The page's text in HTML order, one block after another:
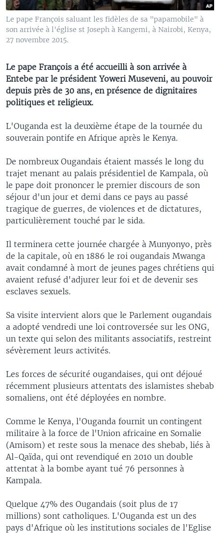
Le pape François saluant les fidèles de sa "papamobile" à
son arrivée à l'église st Joseph à Kangemi, à Nairobi, Kenya,
27 novembre 2015.
Le pape François a été accueilli à son arrivée à
Entebe par le président Yoweri Museveni, au pouvoir
depuis près de 30 ans, en présence de dignitaires
politiques et religieux.
L'Ouganda est la deuxième étape de la tournée du
souverain pontife en Afrique après le Kenya.
De nombreux Ougandais étaient massés le long du
trajet menant au palais présidentiel de Kampala, où
le pape doit prononcer le premier discours de son
séjour d'un jour et demi dans ce pays au passé
tragique de guerres, de violences et de dictatures,
particulièrement touché par le sida.
Il terminera cette journée chargée à Munyonyo, près
de la capitale, où en 1886 le roi ougandais Mwanga
avait condamné à mort de jeunes pages chrétiens qui
avaient refusé d'adjurer leur foi et de devenir ses
esclaves sexuels.
Sa visite intervient alors que le Parlement ougandais
a adopté vendredi une loi controversée sur les ONG,
un texte qui selon des militants associatifs, restreint
sévèrement leurs activités.
Les forces de sécurité ougandaises, qui ont déjoué
récemment plusieurs attentats des islamistes shebab
somaliens, ont été déployées en nombre.
Comme le Kenya, l'Ouganda fournit un contingent
militaire à la force de l'Union africaine en Somalie
(Amisom) et reste sous la menace des shebab, liés à
Al-Qaïda, qui ont revendiqué en 2010 un double
attentat à la bombe ayant tué 76 personnes à
Kampala.
Quelque 47% des Ougandais (soit plus de 17
millions) sont catholiques. L'Ouganda est un des
pays d'Afrique où les institutions sociales de l'Eglise